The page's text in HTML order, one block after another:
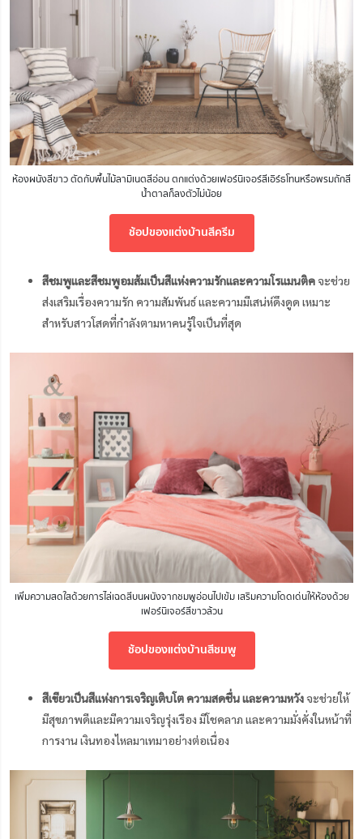
ห้องผนังสีขาว ตัดกับพื้นไม้ลามิเนตสีอ่อน ตกแต่งด้วยเฟอร์นิเจอร์สีเอิร์ธโทนหรือพรมถักสี
น้ำตาลก็ลงตัวไม่น้อย
ช้อปของแต่งบ้านสีครีม
สีชมพูและสีชมพูอมส้มเป็นสีแห่งความรักและความโรแมนติคจะช่วย
ส่งเสริมเรื่องความรัก ความสัมพันธ์ และความมีเสน่ห์ดึงดูด เหมาะ
สำหรับสาวโสดที่กำลังตามหาคนรู้ใจเป็นที่สุด
เพิ่มความสดใสด้วยการไล่เฉดสีบนผนังจากชมพูอ่อนไปเข้ม เสริมความโดดเด่นให้ห้องด้วย
เฟอร์นิเจอร์สีขาวล้วน
ช้อปของแต่งบ้านสีชมพู
สีเขียวเป็นสีแห่งการเจริญเติบโต ความสดชื่น และความหวังจะช่วยให้
มีสุขภาพดีและมีความเจริญรุ่งเรือง มีโชคลาภ และความมั่งคั่งในหน้าที่
การงาน เงินทองไหลมาเทมาอย่างต่อเนื่อง